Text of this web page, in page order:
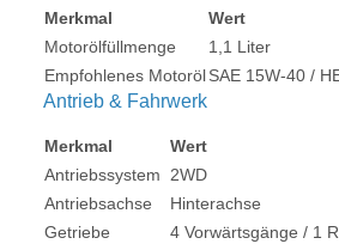
Merkmal
Wert
Motorölfüllmenge
1,1 Liter
Empfohlenes MotorölSAE 15W-40 /
Antrieb & Fahrwerk
Merkmal
Wert
Antriebssystem
2WD
Antriebsachse
Hinterachse
Getriebe
4 Vorwärtsgänge / 1